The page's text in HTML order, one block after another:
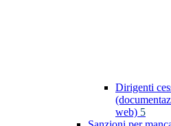
Dirigenti
web) 5